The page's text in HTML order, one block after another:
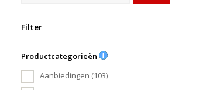
Filter
Productcategorieën
Aanbiedingen (103)